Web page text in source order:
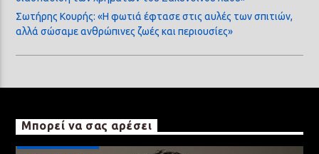
Σωτήρης Κουρής: «Η φωτιά έφτασε στις αυλές των σπιτιών,
αλλά σώσαμε ανθρώπινες ζωές και περιουσίες»
Μπορεί να σας αρέσει